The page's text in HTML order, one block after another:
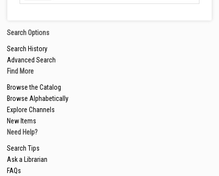
Search Options
Search History
Advanced Search
Find More
Browse the Catalog
Browse Alphabetically
Explore Channels
New Items
Need Help?
Search Tips
Ask a Librarian
FAQs